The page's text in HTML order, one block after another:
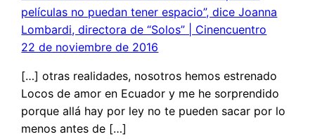
películas no puedan tener espacio”, dice Joanna
Lombardi, directora de “Solos” | Cinencuentro
22 de noviembre de 2016
[…] otras realidades, nosotros hemos estrenado
Locos de amor en Ecuador y me he sorprendido
porque allá hay por ley no te pueden sacar por lo
menos antes de […]